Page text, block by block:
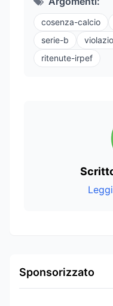
cosenza-calcio
serie-b
ritenute-irpef
Sponsorizzato